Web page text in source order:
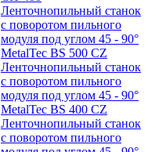
Ленточнопильный станок
c поворотом пильного
модуля под углом 45 - 90°
MetalTec BS 500 CZ
Ленточнопильный станок
c поворотом пильного
модуля под углом 45 - 90°
MetalTec BS 400 CZ
Ленточнопильный станок
c поворотом пильного